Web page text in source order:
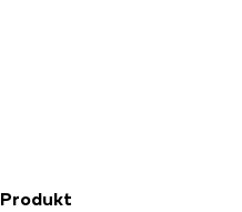
Produkt